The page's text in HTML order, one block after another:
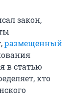
закон,
размещенный
в статью
кто